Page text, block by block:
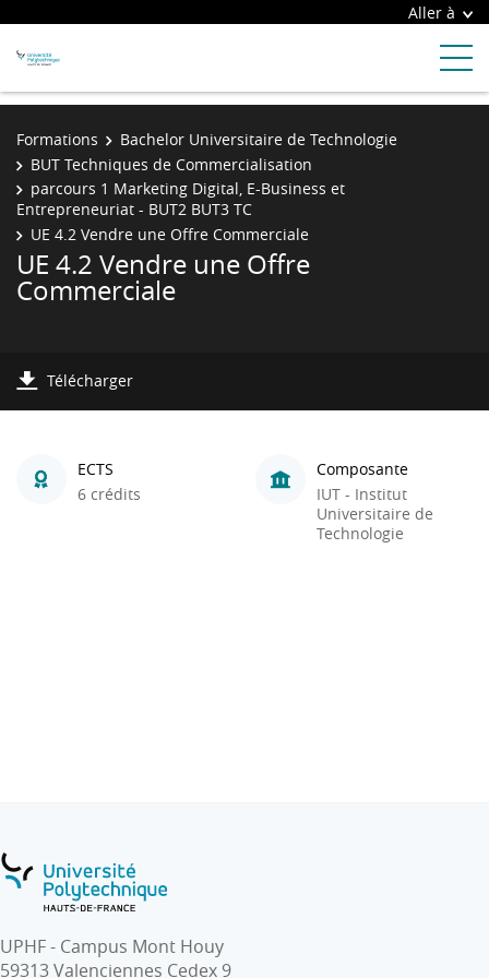
Aller à
Formations
Bachelor Universitaire de Technologie
BUT Techniques de Commercialisation
parcours 1 Marketing Digital, E-Business et
Entrepreneuriat - BUT2 BUT3 TC
UE 4.2 Vendre une Offre Commerciale
UE 4.2 Vendre une Offre
Commerciale
Télécharger
ECTS
6 crédits
Composante
IUT - Institut
Universitaire de
Technologie
UPHF - Campus Mont Houy
59313 Valenciennes Cedex 9